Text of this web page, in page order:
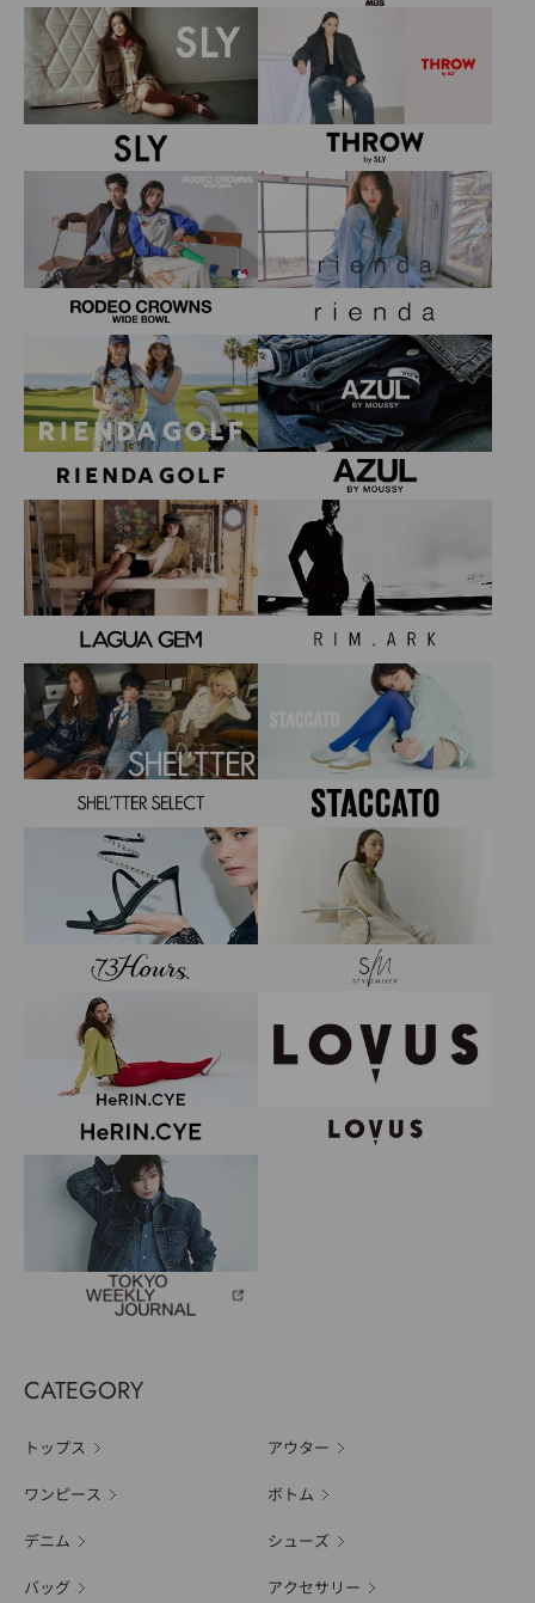
CATEGORY
トップス アウター
ワンピース ボトム
デニム シューズ
バッグ アクセサリー